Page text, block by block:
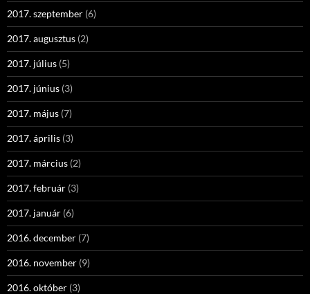
2017. szeptember (6)
2017. augusztus (2)
2017. július (5)
2017. június (3)
2017. május (7)
2017. április (3)
2017. március (2)
2017. február (3)
2017. január (6)
2016. december (7)
2016. november (9)
2016. október (3)